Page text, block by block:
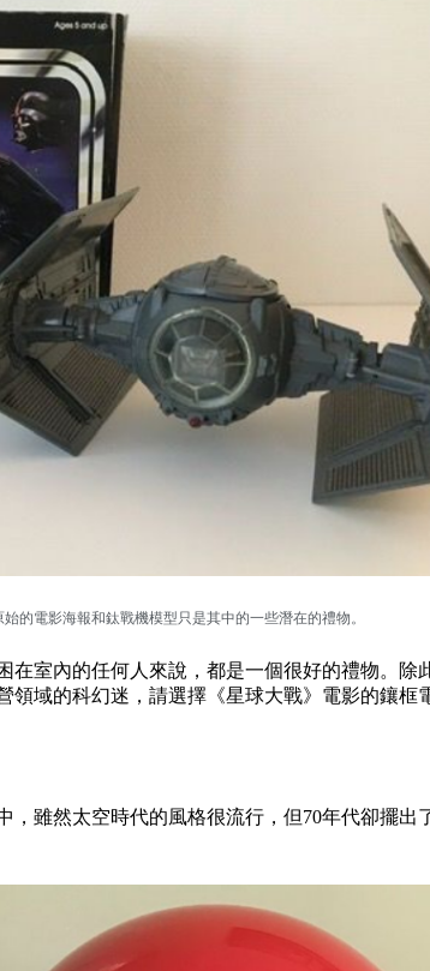
始的電影海報和鈦戰機模型只是其中的一些潛在的禮物。
室內的任何人來說，都是一個很好的禮物。除
域的科幻迷，請選擇《星球大戰》電影的鑲框
雖然太空時代的風格很流行，但70年代卻擺出